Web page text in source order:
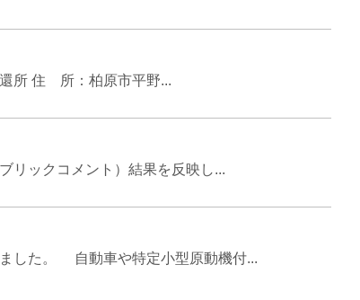
所 住 所：柏原市平野...
リックコメント）結果を反映し...
した。 自動車や特定小型原動機付...